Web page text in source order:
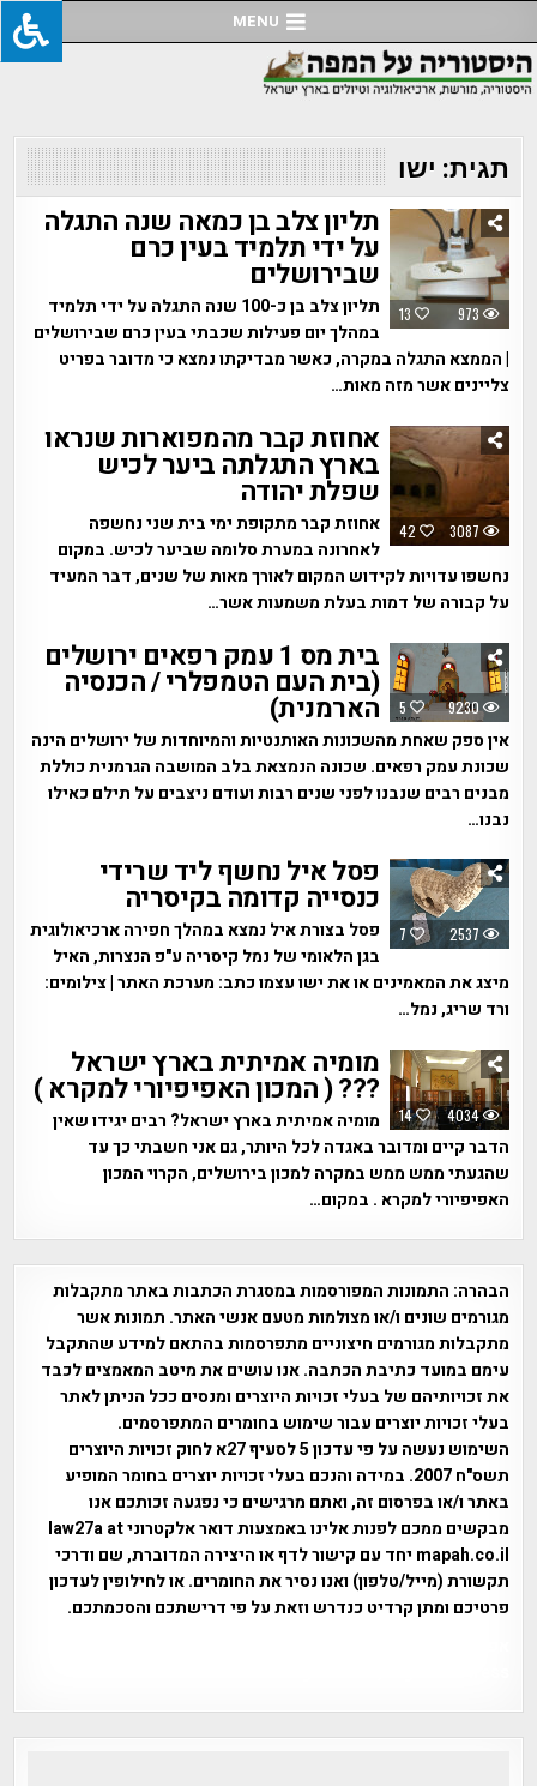
to
content
MENU
תגית: ישו
13 973
תליון צלב בן כמאה שנה התגלה
על ידי תלמיד בעין כרם
שבירושלים
תליון צלב בן כ-100 שנה התגלה על ידי תלמיד
במהלך יום פעילות שכבתי בעין כרם שבירושלים
| הממצא התגלה במקרה, כאשר מבדיקתו נמצא כי מדובר בפריט
צליינים אשר מזה מאות…
42 3087
אחוזת קבר מהמפוארות שנראו
בארץ התגלתה ביער לכיש
שפלת יהודה
אחוזת קבר מתקופת ימי בית שני נחשפה
לאחרונה במערת סלומה שביער לכיש. במקום
נחשפו עדויות לקידוש המקום לאורך מאות של שנים, דבר המעיד
על קבורה של דמות בעלת משמעות אשר…
5 9230
בית מס 1 עמק רפאים ירושלים
(בית העם הטמפלרי / הכנסיה
הארמנית)
אין ספק שאחת מהשכונות האותנטיות והמיוחדות של ירושלים הינה
שכונת עמק רפאים. שכונה הנמצאת בלב המושבה הגרמנית כוללת
מבנים רבים שנבנו לפני שנים רבות ועודם ניצבים על תילם כאילו
נבנו…
7 2537
פסל איל נחשף ליד שרידי
כנסייה קדומה בקיסריה
פסל בצורת איל נמצא במהלך חפירה ארכיאולוגית
בגן הלאומי של נמל קיסריה ע"פ הנצרות, האיל
מיצג את המאמינים או את ישו עצמו כתב: מערכת האתר | צילומים:
ורד שריג, נמל…
14 4034
מומיה אמיתית בארץ ישראל
??? ( המכון האפיפיורי למקרא )
מומיה אמיתית בארץ ישראל? רבים יגידו שאין
הדבר קיים ומדובר באגדה לכל היותר, גם אני חשבתי כך עד
שהגעתי ממש ממש במקרה למכון בירושלים, הקרוי המכון
האפיפיורי למקרא . במקום…
הבהרה: התמונות המפורסמות במסגרת הכתבות באתר מתקבלות
מגורמים שונים ו/או מצולמות מטעם אנשי האתר. תמונות אשר
מתקבלות מגורמים חיצוניים מתפרסמות בהתאם למידע שהתקבל
עימם במועד כתיבת הכתבה. אנו עושים את מיטב המאמצים לכבד
את זכויותיהם של בעלי זכויות היוצרים ומנסים ככל הניתן לאתר
בעלי זכויות יוצרים עבור שימוש בחומרים המתפרסמים.
השימוש נעשה על פי עדכון 5 לסעיף 27א לחוק זכויות היוצרים
תשס"ח 2007. במידה והנכם בעלי זכויות יוצרים בחומר המופיע
באתר ו/או בפרסום זה, ואתם מרגישים כי נפגעה זכותכם אנו
מבקשים ממכם לפנות אלינו באמצעות דואר אלקטרוני law27a at
mapah.co.il יחד עם קישור לדף או היצירה המדוברת, שם ודרכי
תקשורת (מייל/טלפון) ואנו נסיר את החומרים. או לחילופין לעדכון
פרטיכם ומתן קרדיט כנדרש וזאת על פי דרישתכם והסכמתכם.